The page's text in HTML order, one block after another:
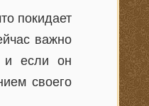
покидает
важно
и если он
своего